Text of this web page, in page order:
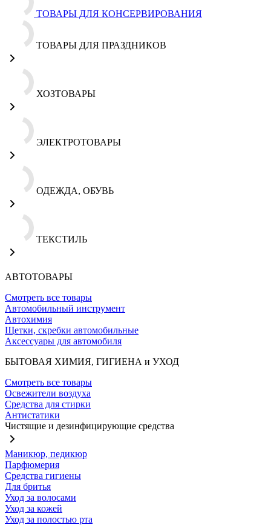
ТОВАРЫ ДЛЯ КОНСЕРВИРОВАНИЯ
ТОВАРЫ ДЛЯ ПРАЗДНИКОВ
ХОЗТОВАРЫ
ЭЛЕКТРОТОВАРЫ
ОДЕЖДА, ОБУВЬ
ТЕКСТИЛЬ
АВТОТОВАРЫ
Смотреть все товары
Автомобильный инструмент
Автохимия
Щетки, скребки автомобильные
Аксессуары для автомобиля
БЫТОВАЯ ХИМИЯ, ГИГИЕНА и УХОД
Смотреть все товары
Освежители воздуха
Средства для стирки
Антистатики
Чистящие и дезинфицирующие средства
Маникюр, педикюр
Парфюмерия
Средства гигиены
Для бритья
Уход за волосами
Уход за кожей
Уход за полостью рта